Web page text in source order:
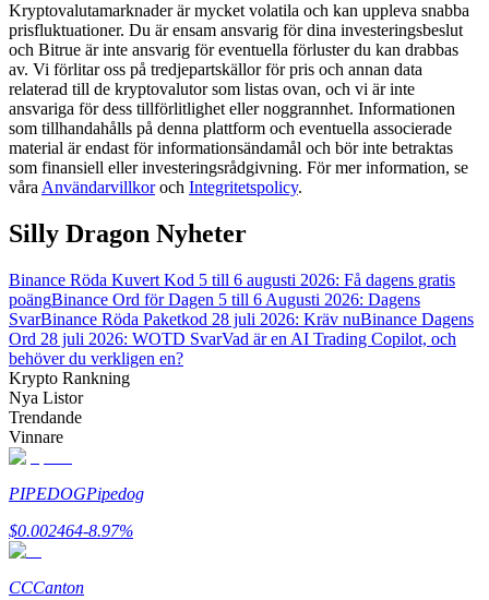
Guide
Futures startguide
Handelsstrategier
Kryptovalutamarknader är mycket volatila och kan uppleva snabba
prisfluktuationer. Du är ensam ansvarig för dina investeringsbeslut
och Bitrue är inte ansvarig för eventuella förluster du kan drabbas
av. Vi förlitar oss på tredjepartskällor för pris och annan data
relaterad till de kryptovalutor som listas ovan, och vi är inte
ansvariga för dess tillförlitlighet eller noggrannhet. Informationen
som tillhandahålls på denna plattform och eventuella associerade
material är endast för informationsändamål och bör inte betraktas
som finansiell eller investeringsrådgivning. För mer information, se
våra Användarvillkoroch Integritetspolicy.
Silly Dragon Nyheter
Binance Röda Kuvert Kod 5 till 6 augusti 2026: Få dagens gratis
poängBinance Ord för Dagen 5 till 6 Augusti 2026: Dagens
SvarBinance Röda Paketkod 28 juli 2026: Kräv nuBinance Dagens
Ord 28 juli 2026: WOTD SvarVad är en AI Trading Copilot, och
behöver du verkligen en?
Krypto Rankning
Nya Listor
Trendande
Vinnare
PIPEDOGPipedog
$0.002464-8.97%
CCCanton